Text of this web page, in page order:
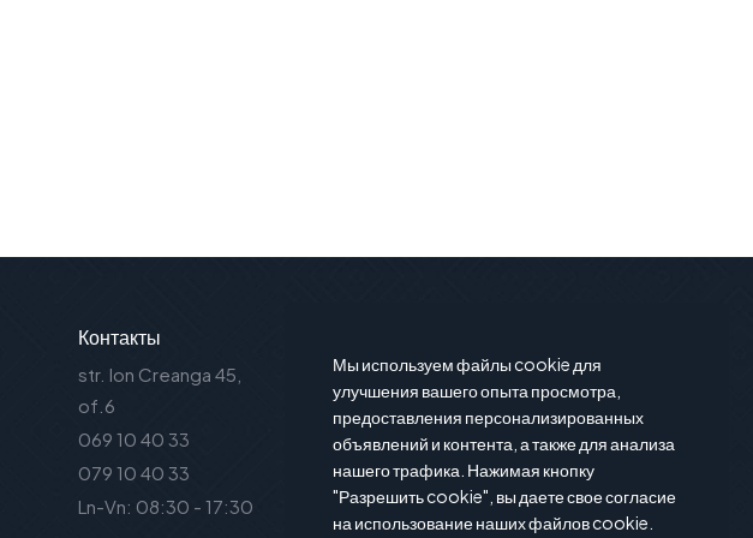
Контакты
str. Ion Creanga 45,
of.6
069 10 40 33
079 10 40 33
Ln-Vn: 08:30 - 17:30
Подпишитесь на нашу рассылку и
вы будете в курсе последние
новости и предложения.
Мы используем файлы cookie для
улучшения вашего опыта просмотра,
предоставления персонализированных
объявлений и контента, а также для анализа
нашего трафика. Нажимая кнопку
"Разрешить cookie", вы даете свое согласие
на использование наших файлов cookie.